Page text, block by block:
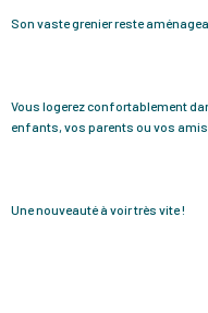
Son vaste grenier reste
Vous logerez confortablement
enfants, vos parents ou vos
Une nouveauté à voir très vite !